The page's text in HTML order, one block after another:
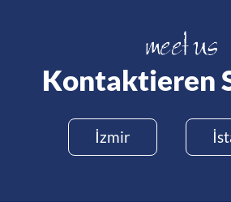
Kontaktieren
İzmir